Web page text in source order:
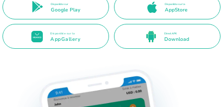
Disponible sur
Google Play
Disponible sur la
AppStore
Disponible sur la
AppGallery
Direct APK
Download